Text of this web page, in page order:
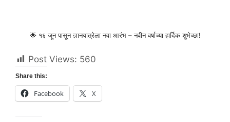
🌟 १६ जून पासून ज्ञानयात्रेला नवा आरंभ – नवीन वर्षाच्या हार्दिक शुभेच्छा!
Post Views: 560
Share this:
Facebook X